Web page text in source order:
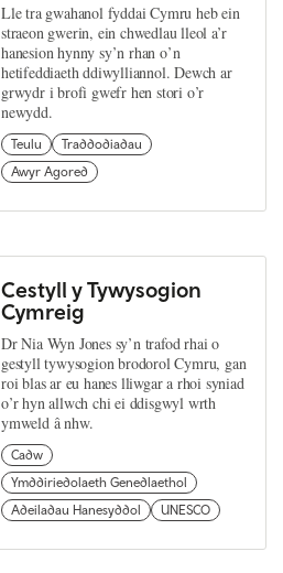
Lle tra gwahanol fyddai Cymru heb ein
straeon gwerin, ein chwedlau lleol a’r
hanesion hynny sy’n rhan o’n
hetifeddiaeth ddiwylliannol. Dewch ar
grwydr i brofi gwefr hen stori o’r
newydd.
Teulu
Traddodiadau
Awyr Agored
Cestyll y Tywysogion
Cymreig
Dr Nia Wyn Jones sy’n trafod rhai o
gestyll tywysogion brodorol Cymru, gan
roi blas ar eu hanes lliwgar a rhoi syniad
o’r hyn allwch chi ei ddisgwyl wrth
ymweld â nhw.
Cadw
Ymddiriedolaeth Genedlaethol
Adeiladau Hanesyddol
UNESCO